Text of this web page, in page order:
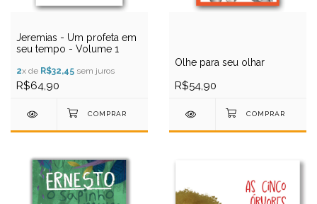
Jeremias - Um profeta em
seu tempo - Volume 1
2x de R$32,45 sem juros
R$64,90
Olhe para seu olhar
R$54,90